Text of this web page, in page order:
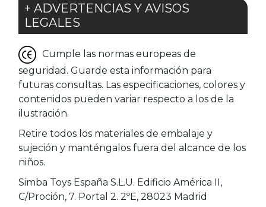
+ ADVERTENCIAS Y AVISOS
LEGALES
Cumple las normas europeas de
seguridad. Guarde esta información para
futuras consultas. Las especificaciones, colores y
contenidos pueden variar respecto a los de la
ilustración.
Retire todos los materiales de embalaje y
sujeción y manténgalos fuera del alcance de los
niños.
Simba Toys España S.L.U. Edificio América II,
C/Proción, 7. Portal 2. 2ºE, 28023 Madrid